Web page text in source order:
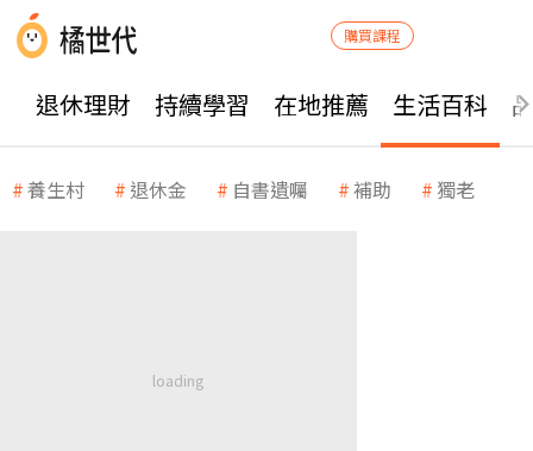
購買課程
退休理財 持續學習 在地推薦 生活百科
養生村 退休金 自書遺囑 補助 獨老